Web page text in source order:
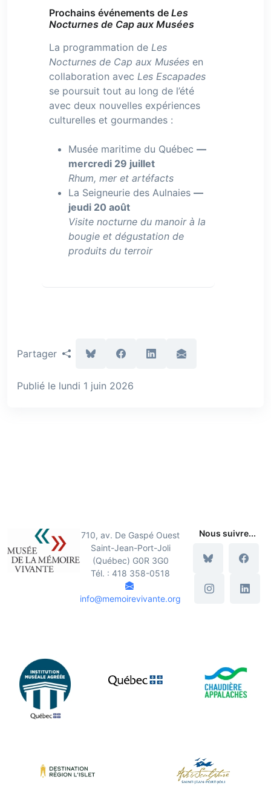
Prochains événements deLes
Nocturnes de Cap aux Musées
La programmation de Les
Nocturnes de Cap aux Musées en
collaboration avec Les Escapades
se poursuit tout au long de l’été
avec deux nouvelles expériences
culturelles et gourmandes :
Musée maritime du Québec—
mercredi 29 juillet
Rhum, mer et artéfacts
La Seigneurie des Aulnaies—
jeudi 20 août
Visite nocturne du manoir à la
bougie et dégustation de
produits du terroir
Partager
Publié le lundi 1 juin 2026
710, av. De Gaspé Ouest
Saint-Jean-Port-Joli
(Québec) G0R 3G0
Tél. : 418 358-0518
info@memoirevivante.org
Nous suivre...